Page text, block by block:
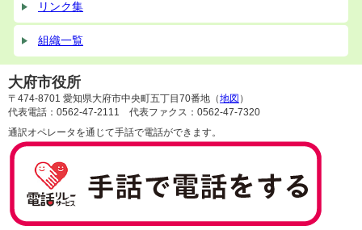
リンク集
組織一覧
大府市役所
〒474-8701 愛知県大府市中央町五丁目70番地（地図 ）
代表電話：0562-47-2111 代表ファクス：0562-47-7320
通訳オペレータを通じて手話で電話ができます。